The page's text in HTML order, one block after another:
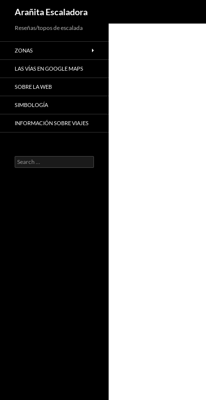
to
content
Arañita Escaladora
Reseñas/topos de escalada
ZONAS
LAS VÍAS EN GOOGLE MAPS
SOBRE LA WEB
SIMBOLOGÍA
INFORMACIÓN SOBRE VIAJES
Search
for: